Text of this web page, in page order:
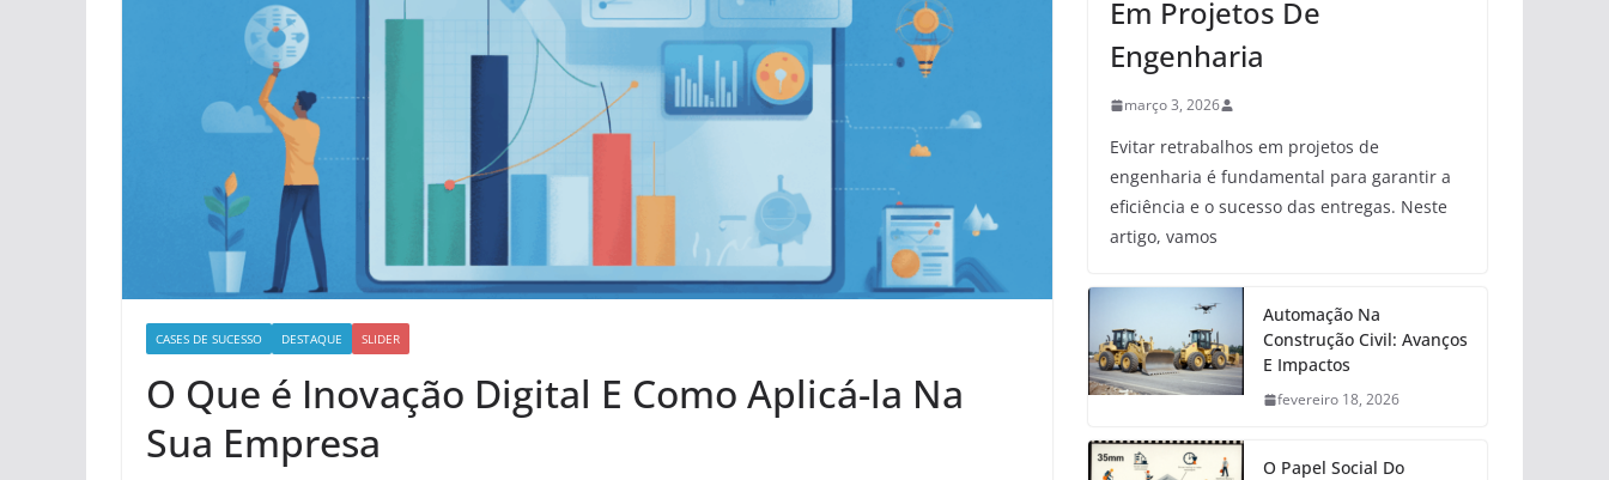
CASES DE SUCESSO DESTAQUE SLIDER
O Que é Inovação Digital E Como Aplicá-la Na
Sua Empresa
Em Projetos De
Engenharia
março 3, 2026
Evitar retrabalhos em projetos de
engenharia é fundamental para garantir a
eficiência e o sucesso das entregas. Neste
artigo, vamos
Automação Na
Construção Civil: Avanços
E Impactos
fevereiro 18, 2026
O Papel Social Do